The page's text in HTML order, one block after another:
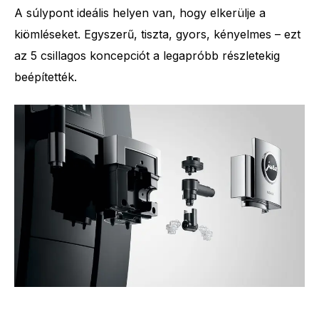
A súlypont ideális helyen van, hogy elkerülje a
kiömléseket. Egyszerű, tiszta, gyors, kényelmes – ezt
az 5 csillagos koncepciót a legapróbb részletekig
beépítették.